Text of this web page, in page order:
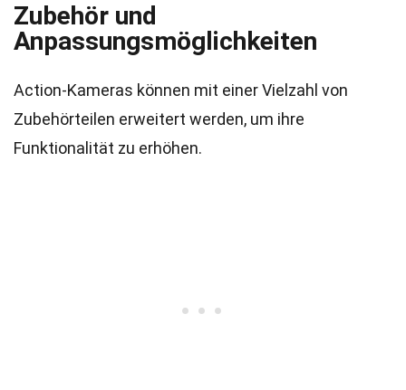
Zubehör und
Anpassungsmöglichkeiten
Action-Kameras können mit einer Vielzahl von
Zubehörteilen erweitert werden, um ihre
Funktionalität zu erhöhen.